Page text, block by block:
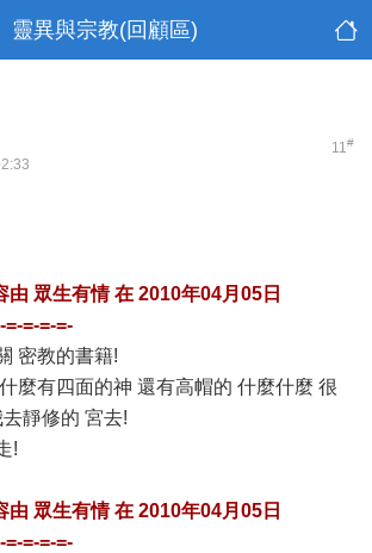
靈異與宗教(回顧區)
11#
由 眾生有情在 2010年04月05日
=-=-=-=-
密教的書籍!
麼有四面的神 還有高帽的 什麼什麼 很
靜修的 宮去!
!
由 眾生有情在 2010年04月05日
=-=-=-=-